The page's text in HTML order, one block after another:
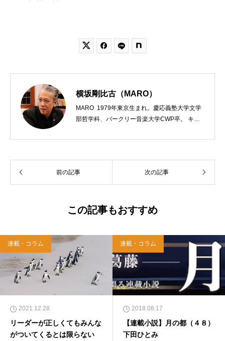
 
横坂剛比古（MARO）
MARO 1979年東京生まれ。慶応義塾大学文学
部哲学科、バークリー音楽大学CWP卒。 キリ
う宗教法人専門の行政書士。2020年7月よりク
「上馬キリスト教会（@kamiumach）」の運営
を行う「まじめ担当」。 著書に『聖書を読んだ
西洋哲学超入門〜』（日本実業出版）、『人生
イヤモンド社）、『世界一ゆるい聖書入門』、
『世界一ゆるい聖書教室』（「ふざけ担当」LE
ONとの共著、講談社）などがある。新著<a hr
ef="https://amzn.to/376F9aC">『ふっと心がラ
クになる 眠れぬ夜の聖書のことば』（大和書
房）</a>２０２２年３月１５日発売。
前の記事 次の記事
この記事もおすすめ
連載・コラム
2021.12.28
リーダーが正しくてもみんな
がついてくるとは限らない
連載・コラム
2018.08.17
【連載小説】月の都（４８）
下田ひとみ